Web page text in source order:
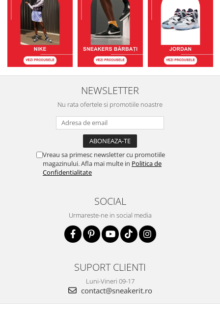
NEWSLETTER
Nu rata ofertele si promotiile noastre
Vreau sa primesc newsletter cu promotiile
magazinului. Afla mai multe in Politica de
Confidentialitate
SOCIAL
Urmareste-ne in social media
SUPORT CLIENTI
Luni-Vineri 09-17
contact@sneakerit.ro